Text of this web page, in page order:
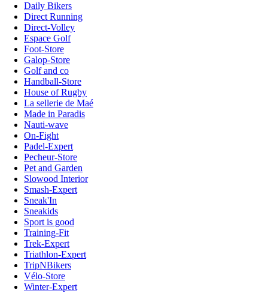
Daily Bikers
Direct Running
Direct-Volley
Espace Golf
Foot-Store
Galop-Store
Golf and co
Handball-Store
House of Rugby
La sellerie de Maé
Made in Paradis
Nauti-wave
On-Fight
Padel-Expert
Pecheur-Store
Pet and Garden
Slowood Interior
Smash-Expert
Sneak'In
Sneakids
Sport is good
Training-Fit
Trek-Expert
Triathlon-Expert
TripNBikers
Vélo-Store
Winter-Expert